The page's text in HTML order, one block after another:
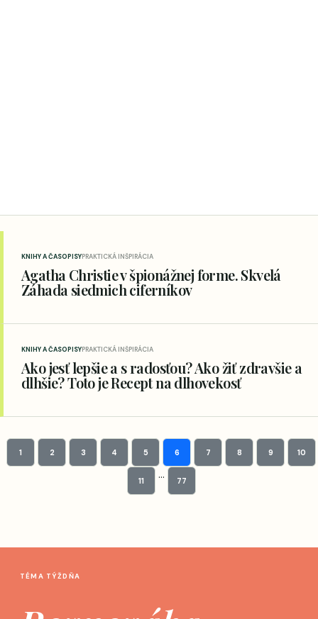
KNIHY A ČASOPISYPRAKTICKÁ INŠPIRÁCIA
Agatha Christie v špionážnej forme. Skvelá
Záhada siedmich ciferníkov
KNIHY A ČASOPISYPRAKTICKÁ INŠPIRÁCIA
Ako jesť lepšie a s radosťou? Ako žiť zdravšie a
dlhšie? Toto je Recept na dlhovekosť
1 2 3 4 5 6 7 8 9 10
11 ... 77
TÉMA TÝŽDŇA